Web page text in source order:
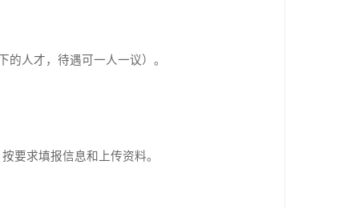
人才，待遇可一人一议）。
要求填报信息和上传资料。